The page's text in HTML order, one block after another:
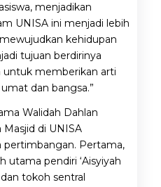
menjadikan
UNISA ini menjadi lebih
kehidupan
tujuan berdirinya
untuk memberikan arti
dan bangsa.”
Walidah Dahlan
di UNISA
pertimbangan. Pertama,
utama pendiri ‘Aisyiyah
tokoh sentral